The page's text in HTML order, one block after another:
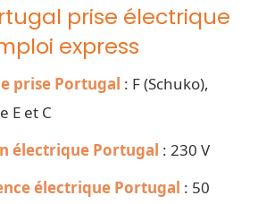
prise électrique
express
prise Portugal : F (Schuko),
E et C
électrique Portugal : 230 V
électrique Portugal : 50